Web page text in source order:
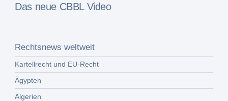
Das neue CBBL Video
Rechtsnews weltweit
Kartellrecht und EU-Recht
Ägypten
Algerien